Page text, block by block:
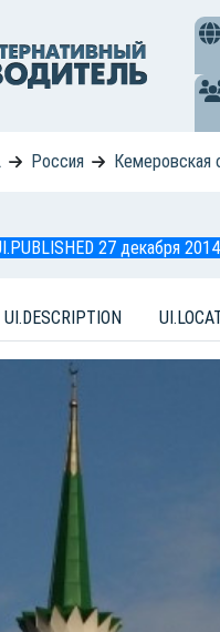
Россия Кемеровская
27 декабря
UI.DESCRIPTION